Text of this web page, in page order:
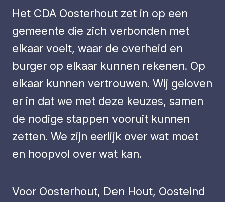
Het CDA Oosterhout zet in op een
gemeente die zich verbonden met
elkaar voelt, waar de overheid en
burger op elkaar kunnen rekenen. Op
elkaar kunnen vertrouwen. Wij geloven
er in dat we met deze keuzes, samen
de nodige stappen vooruit kunnen
zetten. We zijn eerlijk over wat moet
en hoopvol over wat kan.
Voor Oosterhout, Den Hout, Oosteind